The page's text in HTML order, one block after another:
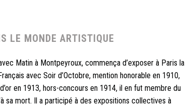
LE MONDE ARTISTIQUE
Matin à Montpeyroux, commença d’exposer à Paris la
avec Soir d’Octobre, mention honorable en 1910,
en 1913, hors-concours en 1914, il en fut membre du
sa mort. Il a participé à des expositions collectives à